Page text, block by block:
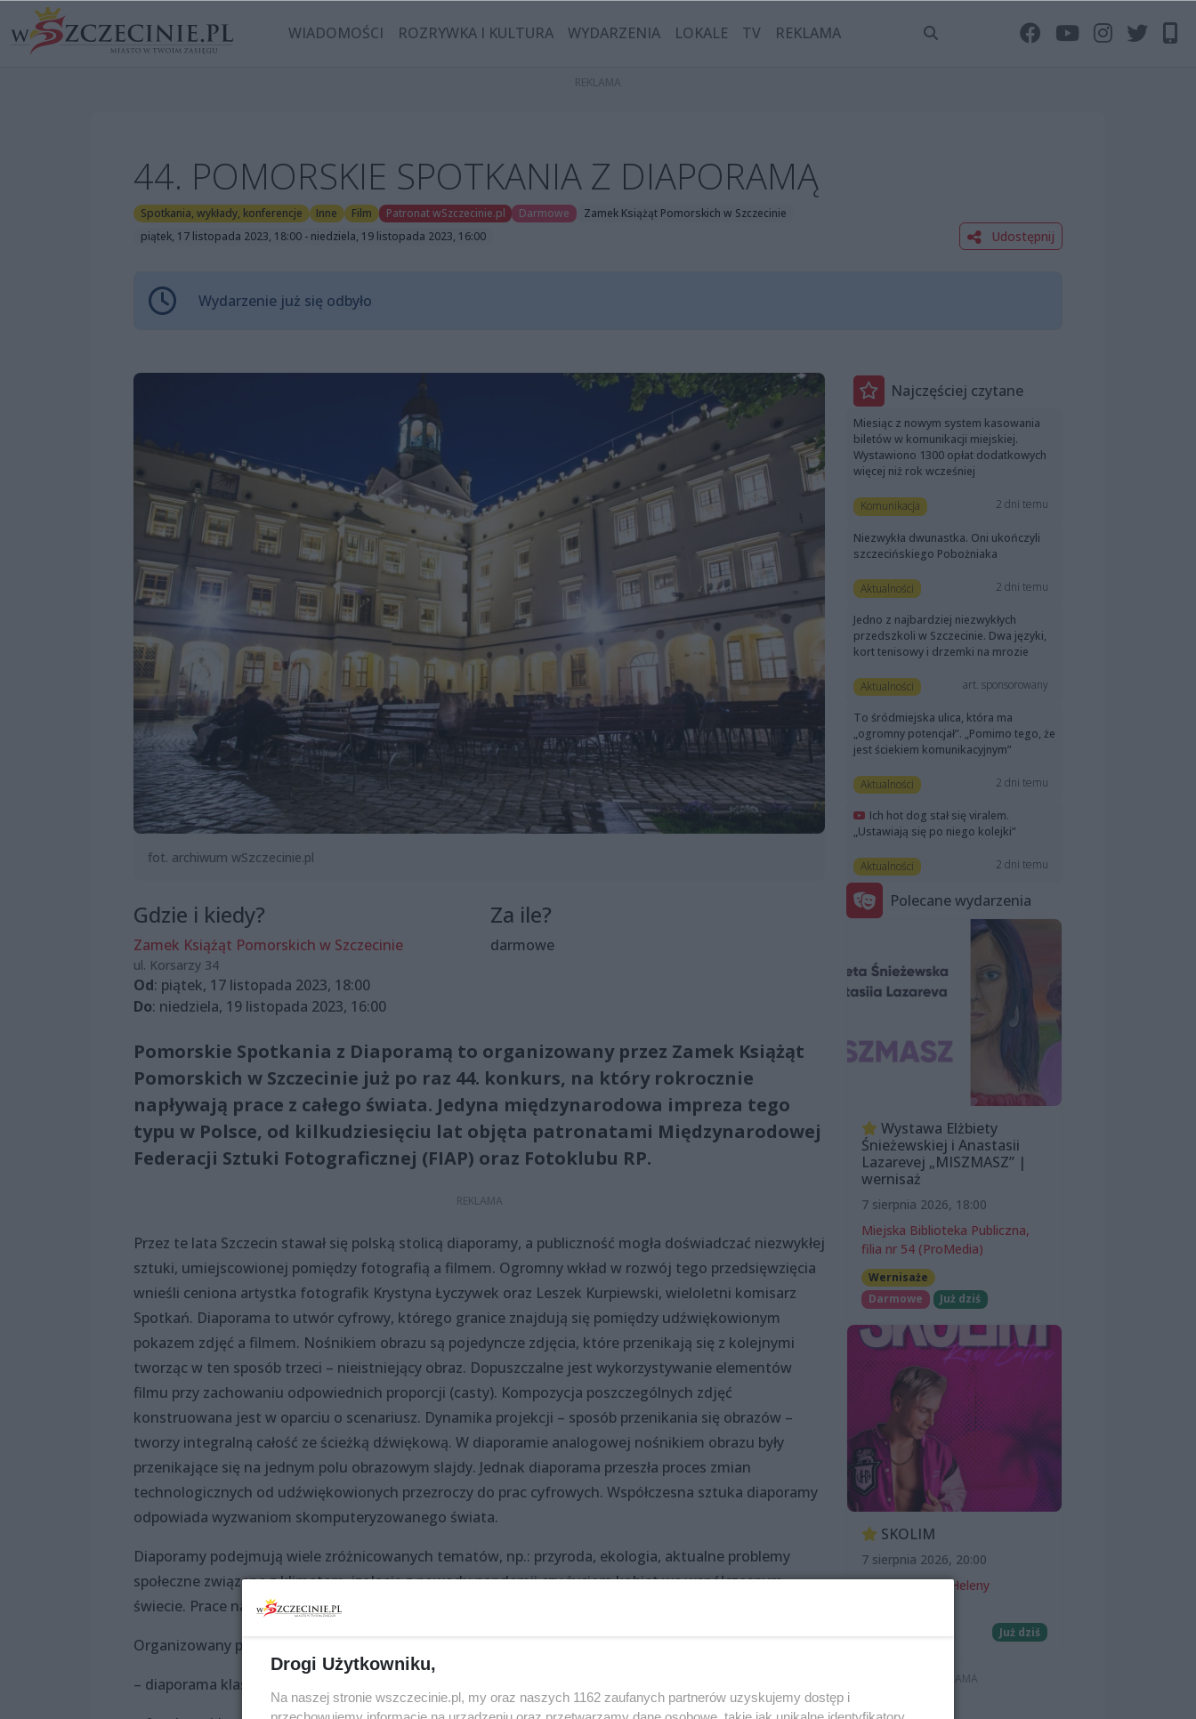
WIADOMOŚCI ROZRYWKA I KULTURA WYDARZENIA LOKALE TV REKLAMA
44. POMORSKIE SPOTKANIA Z DIAPORAMĄ
Spotkania, wykłady, konferencje Inne Film Patronat wSzczecinie.pl Darmowe
Zamek Książąt Pomorskich w Szczecinie
piątek, 17 listopada 2023, 18:00 - niedziela, 19 listopada 2023, 16:00
Udostępnij
Wydarzenie już się odbyło
fot. archiwum wSzczecinie.pl
Gdzie i kiedy?
Zamek Książąt Pomorskich w Szczecinie
ul. Korsarzy 34
Od: piątek, 17 listopada 2023, 18:00
Do: niedziela, 19 listopada 2023, 16:00
Za ile?
darmowe
Pomorskie Spotkania z Diaporamą to organizowany przez Zamek Książąt
Pomorskich w Szczecinie już po raz 44. konkurs, na który rokrocznie
napływają prace z całego świata. Jedyna międzynarodowa impreza tego
typu w Polsce, od kilkudziesięciu lat objęta patronatami Międzynarodowej
Federacji Sztuki Fotograficznej (FIAP) oraz Fotoklubu RP.
Przez te lata Szczecin stawał się polską stolicą diaporamy, a publiczność mogła doświadczać niezwykłej
sztuki, umiejscowionej pomiędzy fotografią a filmem. Ogromny wkład w rozwój tego przedsięwzięcia
wnieśli ceniona artystka fotografik Krystyna Łyczywek oraz Leszek Kurpiewski, wieloletni komisarz
Spotkań. Diaporama to utwór cyfrowy, którego granice znajdują się pomiędzy udźwiękowionym
pokazem zdjęć a filmem. Nośnikiem obrazu są pojedyncze zdjęcia, które przenikają się z kolejnymi
tworząc w ten sposób trzeci – nieistniejący obraz. Dopuszczalne jest wykorzystywanie elementów
filmu przy zachowaniu odpowiednich proporcji (casty). Kompozycja poszczególnych zdjęć
konstruowana jest w oparciu o scenariusz. Dynamika projekcji – sposób przenikania się obrazów –
tworzy integralną całość ze ścieżką dźwiękową. W diaporamie analogowej nośnikiem obrazu były
przenikające się na jednym polu obrazowym slajdy. Jednak diaporama przeszła proces zmian
technologicznych od udźwiękowionych przezroczy do prac cyfrowych. Współczesna sztuka diaporamy
odpowiada wyzwaniom skomputeryzowanego świata.
Diaporamy podejmują wiele zróżnicowanych tematów, np.: przyroda, ekologia, aktualne problemy
społeczne związane z klimatem, izolacją z powodu pandemii czy życiem kobiet we współczesnym
świecie. Prace najczęściej inspirowane są sztuką i historią cywilizacji.
Organizowany przez Zamek konkurs odbywa się w dwóch kategoriach:
– diaporama klasyczna (przenikania nie zawierają elementów ruchu)
Najczęściej czytane
Miesiąc z nowym system kasowania
biletów w komunikacji miejskiej.
Wystawiono 1300 opłat dodatkowych
więcej niż rok wcześniej
Komunikacja 2 dni temu
Niezwykła dwunastka. Oni ukończyli
szczecińskiego Pobożniaka
Aktualności 2 dni temu
Jedno z najbardziej niezwykłych
przedszkoli w Szczecinie. Dwa języki,
kort tenisowy i drzemki na mrozie
Aktualności art. sponsorowany
To śródmiejska ulica, która ma
„ogromny potencjał”. „Pomimo tego, że
jest ściekiem komunikacyjnym”
Aktualności 2 dni temu
Ich hot dog stał się viralem.
„Ustawiają się po niego kolejki”
Aktualności 2 dni temu
Polecane wydarzenia
Wystawa Elżbiety
Śnieżewskiej i Anastasii
Lazarevej „MISZMASZ” |
wernisaż
7 sierpnia 2026, 18:00
Miejska Biblioteka Publiczna,
filia nr 54 (ProMedia)
Wernisaże
Darmowe
Już dziś
SKOLIM
7 sierpnia 2026, 20:00
Teatr Letni im. Heleny
Już dziś
Drogi Użytkowniku,
Na naszej stronie wszczecinie.pl, my oraz naszych 1162 zaufanych partnerów uzyskujemy dostęp i